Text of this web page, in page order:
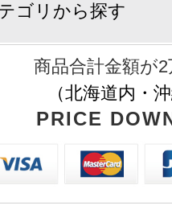
ゴリから探す
商品合計金額が
（北海道内・
PRICE